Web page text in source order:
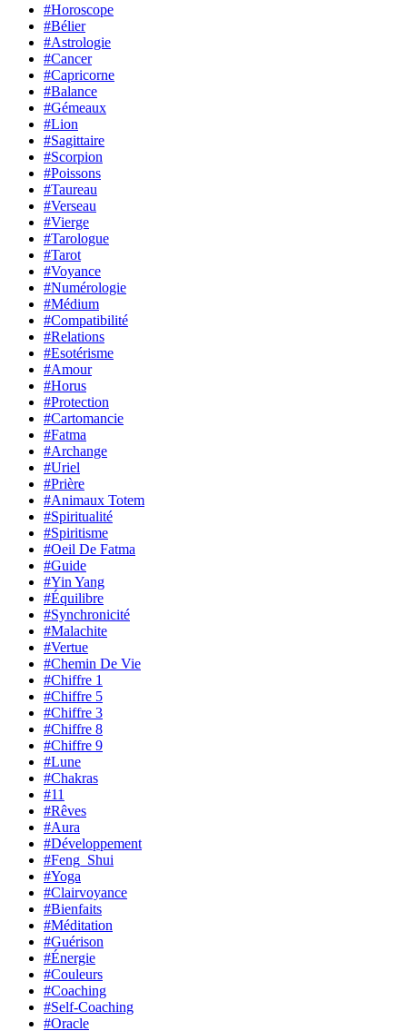
#Horoscope
#Bélier
#Astrologie
#Cancer
#Capricorne
#Balance
#Gémeaux
#Lion
#Sagittaire
#Scorpion
#Poissons
#Taureau
#Verseau
#Vierge
#Tarologue
#Tarot
#Voyance
#Numérologie
#Médium
#Compatibilité
#Relations
#Esotérisme
#Amour
#Horus
#Protection
#Cartomancie
#Fatma
#Archange
#Uriel
#Prière
#Animaux Totem
#Spiritualité
#Spiritisme
#Oeil De Fatma
#Guide
#Yin Yang
#Équilibre
#Synchronicité
#Malachite
#Vertue
#Chemin De Vie
#Chiffre 1
#Chiffre 5
#Chiffre 3
#Chiffre 8
#Chiffre 9
#Lune
#Chakras
#11
#Rêves
#Aura
#Développement
#Feng_Shui
#Yoga
#Clairvoyance
#Bienfaits
#Méditation
#Guérison
#Énergie
#Couleurs
#Coaching
#Self-Coaching
#Oracle